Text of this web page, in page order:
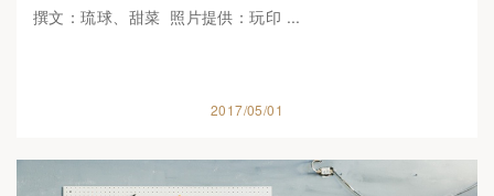
撰文：琉球、甜菜 照片提供：玩印 ...
2017/05/01